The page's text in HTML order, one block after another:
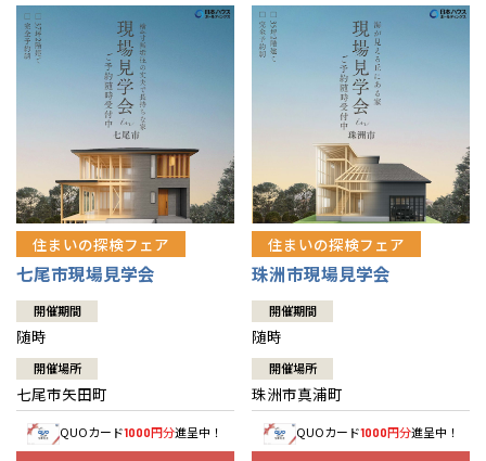
住まいの探検フェア
七尾市現場見学会
開催期間
随時
開催場所
七尾市矢田町
QUOカード1000円分進呈中！
住まいの探検フェア
珠洲市現場見学会
開催期間
随時
開催場所
珠洲市真浦町
QUOカード1000円分進呈中！